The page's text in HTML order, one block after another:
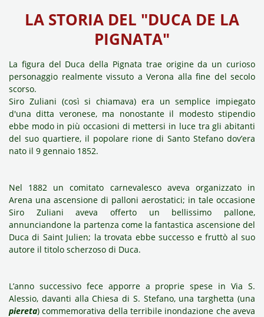
LA STORIA DEL "DUCA DE LA
PIGNATA"
La figura del Duca della Pignata trae origine da un curioso
personaggio realmente vissuto a Verona alla fine del secolo
scorso.
Siro Zuliani (così si chiamava) era un semplice impiegato
d'una ditta veronese, ma nonostante il modesto stipendio
ebbe modo in più occasioni di mettersi in luce tra gli abitanti
del suo quartiere, il popolare rione di Santo Stefano dov’era
nato il 9 gennaio 1852.
Nel 1882 un comitato carnevalesco aveva organizzato in
Arena una ascensione di palloni aerostatici; in tale occasione
Siro Zuliani aveva offerto un bellissimo pallone,
annunciandone la partenza come la fantastica ascensione del
Duca di Saint Julien; la trovata ebbe successo e fruttò al suo
autore il titolo scherzoso di Duca.
L’anno successivo fece apporre a proprie spese in Via S.
Alessio, davanti alla Chiesa di S. Stefano, una targhetta (una
piereta) commemorativa della terribile inondazione che aveva